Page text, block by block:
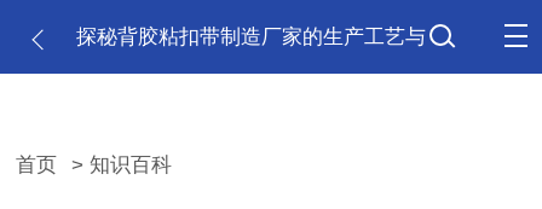
探秘背胶粘扣带制造厂家的生产工艺与
首页 > 知识百科